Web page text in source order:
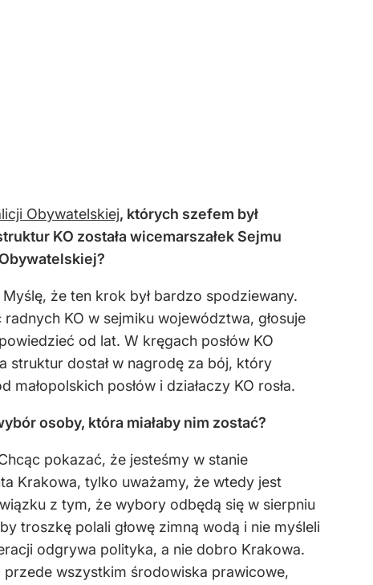
Obywatelskiej, których szefem był
KO została wicemarszałek Sejmu
Myślę, że ten krok był bardzo spodziewany.
KO w sejmiku województwa, głosuje
od lat. W kręgach posłów KO
struktur dostał w nagrodę za bój, który
posłów i działaczy KO rosła.
osoby, która miałaby nim zostać?
pokazać, że jesteśmy w stanie
Krakowa, tylko uważamy, że wtedy jest
z tym, że wybory odbędą się w sierpniu
troszkę polali głowę zimną wodą i nie myśleli
odgrywa polityka, a nie dobro Krakowa.
wszystkim środowiska prawicowe,